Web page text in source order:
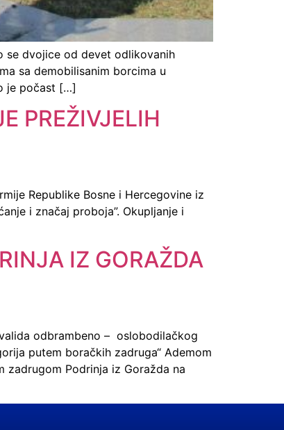
se dvojice od devet odlikovanih
sa demobilisanim borcima u
je počast […]
PREŽIVJELIH
Republike Bosne i Hercegovine iz
i značaj proboja”. Okupljanje i
IZ GORAŽDA
odbrambeno – oslobodilačkog
putem boračkih zadruga“ Ademom
zadrugom Podrinja iz Goražda na